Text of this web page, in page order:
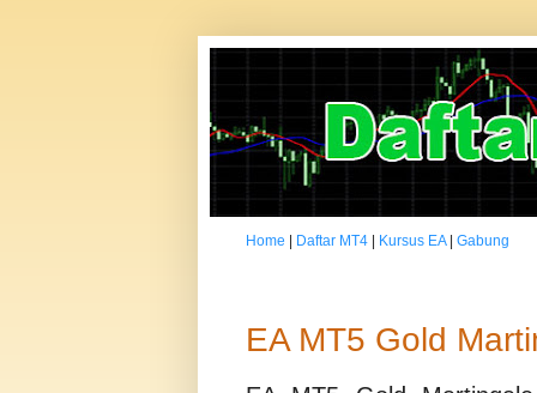
Home Daftar MT4 Kursus EA| Gabung
EA MT5 Gold